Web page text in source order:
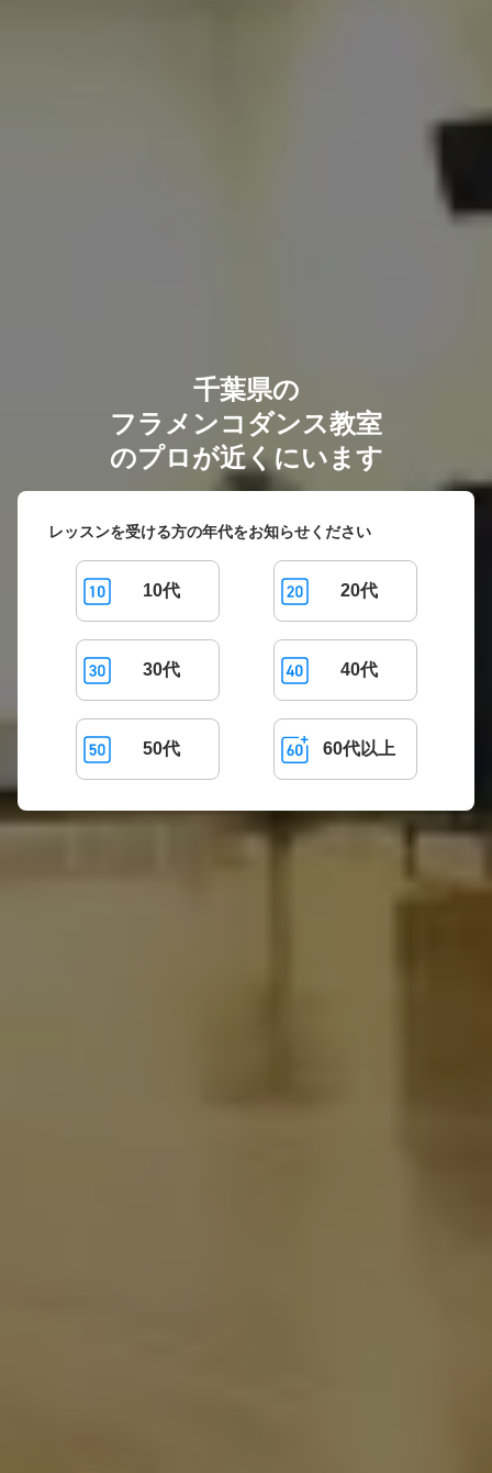
千葉県の
フラメンコダンス教室
のプロが近くにいます
レッスンを受ける方の年代をお知らせください
10代 20代
30代 40代
50代 60代以上